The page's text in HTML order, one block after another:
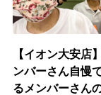
【イオン大安店
ンバーさん自慢
るメンバーさん